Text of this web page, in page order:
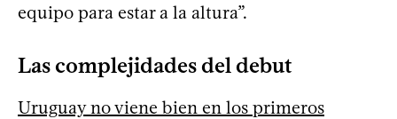
equipo para estar a la altura”.
Las complejidades del debut
Uruguay no viene bien en los primeros